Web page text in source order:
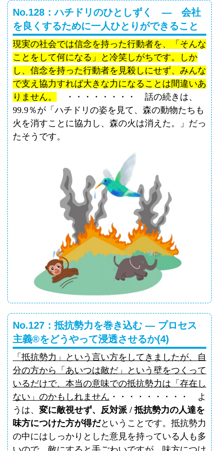
No.128：ハチドリのひとしずく ― 会社
を良くするために一人ひとりができること
現実の社会では信念を持った行動者を、「そんな
ことをして何になる」と冷笑しがちです。しか
し、信念を持った行動者を見殺しにせず、みんな
で支え協力すれば大きな力になることは間違いあ
りません。
・・・・・・・・ 話の続きは、
99.9％が「ハチドリの姿を見て、森の動物たちも
火を消すことに協力し、森の火は消えた。」だっ
たそうです。
No.127：抵抗勢力を巻き込む ― プロセス
主義®をどうやって浸透させるか(4)
「抵抗勢力」という言い方をしてきましたが、自
分の方から「あいつは敵だ」という壁をつくって
いるだけで、本当の意味での抵抗勢力は「存在し
ない」のかもしれません ・・・・・・・・・ よ
うは、 変に敵視せず、反対派 /抵抗勢力の人達を
味方につけた方が得だということです。抵抗勢力
の中にはしっかりとした意見を持っている人も多